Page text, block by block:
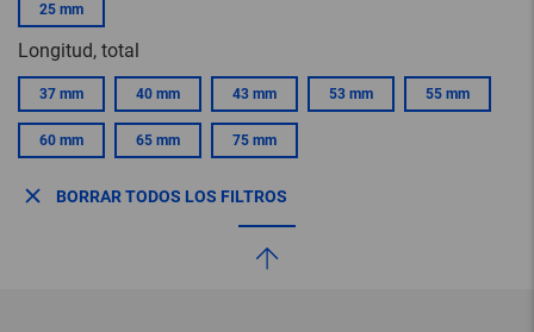
25 mm
Longitud, total
37 mm 40 mm 43 mm 53 mm 55 mm
60 mm 65 mm 75 mm
BORRAR TODOS LOS FILTROS